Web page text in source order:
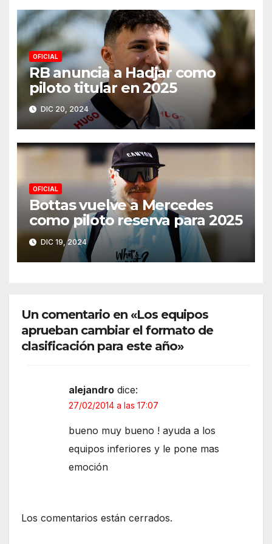
OFICIAL
RB anuncia a Hadjar como
piloto titular en 2025
DIC 20, 2024
OFICIAL
Bottas vuelve a Mercedes
como piloto reserva para 2025
DIC 19, 2024
Un comentario en «Los equipos
aprueban cambiar el formato de
clasificación para este año»
alejandro dice:
27/02/2014 a las 17:07
bueno muy bueno ! ayuda a los
equipos inferiores y le pone mas
emoción
Los comentarios están cerrados.